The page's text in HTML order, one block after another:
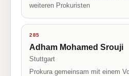
weiteren Prokuristen
285
Adham Mohamed Srouji
Stuttgart
Prokura gemeinsam mit einem